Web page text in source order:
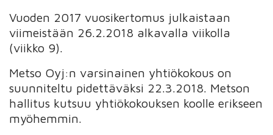
Vuoden 2017 vuosikertomus julkaistaan
viimeistään 26.2.2018 alkavalla viikolla
(viikko 9).
Metso Oyj:n varsinainen yhtiökokous on
suunniteltu pidettäväksi 22.3.2018. Metson
hallitus kutsuu yhtiökokouksen koolle erikseen
myöhemmin.